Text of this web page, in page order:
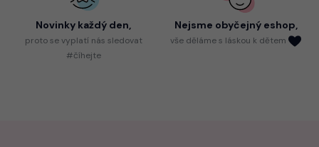
Novinky každý den,
protose vyplatí nás sledovat
#číhejte
Nejsme obyčejný eshop,
vše děláme s láskou k dětem